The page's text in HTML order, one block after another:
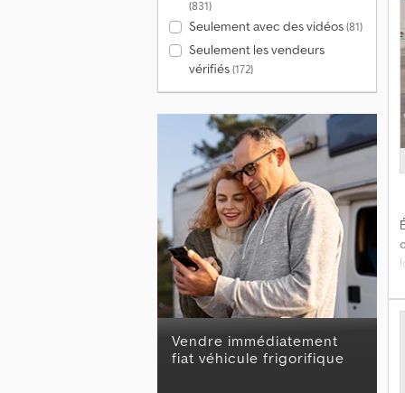
(831)
Seulement avec des vidéos(81)
Seulement les vendeurs
vérifiés(172)
Vendre immédiatement
fiat véhicule frigorifique